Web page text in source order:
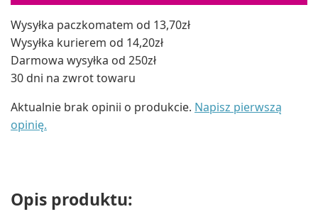
Wysyłka paczkomatem od 13,70zł
Wysyłka kurierem od 14,20zł
Darmowa wysyłka od 250zł
30 dni na zwrot towaru
Aktualnie brak opinii o produkcie. Napisz pierwszą
opinię.
Opis produktu: